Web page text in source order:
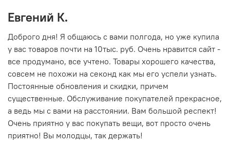
Евгений К.
Доброго дня! Я общаюсь с вами полгода, но уже купила
у вас товаров почти на 10тыс. руб. Очень нравится сайт -
все продумано, все учтено. Товары хорошего качества,
совсем не похожи на секонд как мы его успели узнать.
Постоянные обновления и скидки, причем
существенные. Обслуживание покупателей прекрасное,
а ведь мы с вами на расстоянии. Вам большой респект!
Очень приятно у вас покупать вещи, вот просто очень
приятно! Вы молодцы, так держать!